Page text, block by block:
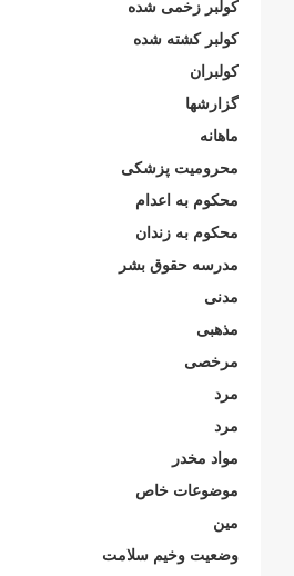
کولبر زخمی شدە
کولبر کشتە شدە
کولبران
گزارشها
ماهانە
محرومیت پزشکی
محکوم بە اعدام
محکوم بە زندان
مدرسە حقوق بشر
مدنی
مذهبی
مرخصی
مرد
مرد
مواد مخدر
موضوعات خاص
مین
وضعیت وخیم سلامت